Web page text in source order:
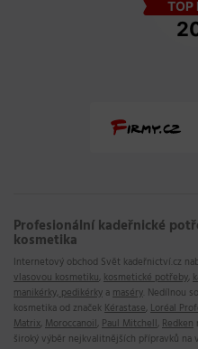
Profesionální kadeřnické
kosmetika
Internetový obchod Svět kadeřnictví.cz
vlasovou kosmetiku, kosmetické potřeby,
manikérky, pedikérky amaséry . Nedílnou
kosmetika od značekKérastase, Loréal
Matrix, Moroccanoil, Paul Mitchell, Redken
široký výběr nejkvalitnějších přípravků na